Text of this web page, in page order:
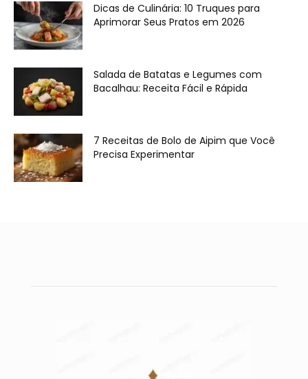
Dicas de Culinária: 10 Truques para
Aprimorar Seus Pratos em 2026
Salada de Batatas e Legumes com
Bacalhau: Receita Fácil e Rápida
7 Receitas de Bolo de Aipim que Você
Precisa Experimentar